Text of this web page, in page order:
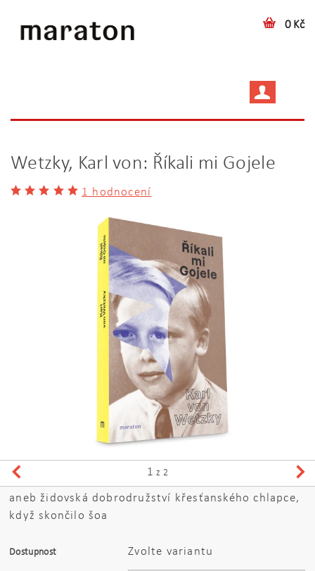
0 Kč
Wetzky, Karl von: Říkali mi Gojele
1 hodnocení
1 z 2
aneb židovská dobrodružství křesťanského chlapce,
když skončilo šoa
Dostupnost Zvolte variantu